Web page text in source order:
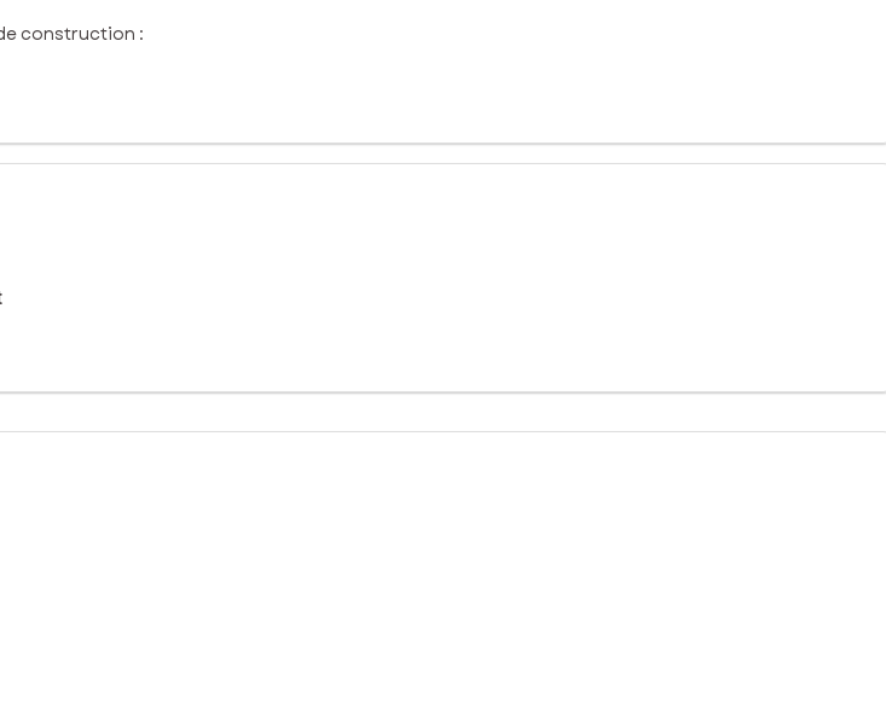
construction :
à manger donnant sur une cuisine kitchenette aménagée et équipée, une buanderie avec porte de
sur l'avant de la maison.
Géorisques : www.georisques.gouv.fr
- EI - Agent commercial immatriculé au RSAC de NANTES sous le numéro 518 789 524